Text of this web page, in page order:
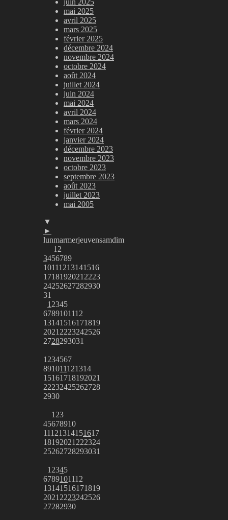
juin 2025
mai 2025
avril 2025
mars 2025
février 2025
décembre 2024
novembre 2024
octobre 2024
août 2024
juillet 2024
juin 2024
mai 2024
avril 2024
mars 2024
février 2024
janvier 2024
décembre 2023
novembre 2023
octobre 2023
septembre 2023
août 2023
juillet 2023
mai 2005
▼
►
lunmarmerjeuvensamdim
1 2
3456789
10111213141516
1718192021 2223
24252627282930
31
1 2345
6789101112
13141516171819
2021 2223242526
2728293031
1 234567
891011121314
15161718192021
22232425262728
2930
1 23
45678910
11121314151617
18192021 222324
25262728293031
1 2345
6789101112
13141516171819
2021 2223242526
27282930